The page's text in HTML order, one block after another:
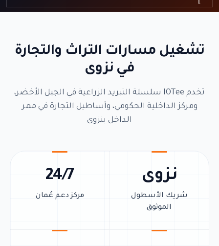
تشغيل مسارات التراث والتجارة
في نزوى
تخدم IOTee سلسلة التبريد الزراعية في الجبل الأخضر،
ومركز الداخلية الحكومي، وأساطيل التجارة في ممر
الداخل بنزوى
نزوى
شريك الأسطول
الموثوق
24/7
مركز دعم عُمان